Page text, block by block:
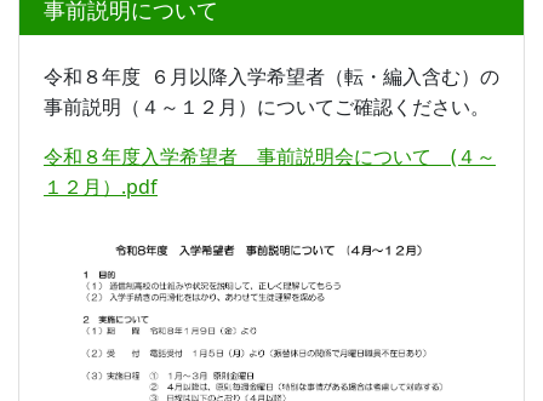
事前説明について
令和８年度 ６月以降入学希望者（転・編入含む）の
事前説明（４～１２月）についてご確認ください。
令和８年度入学希望者 事前説明会について (４～
１２月）.pdf